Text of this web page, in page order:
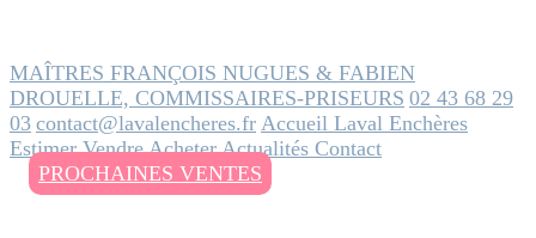
MAÎTRES FRANÇOIS NUGUES & FABIEN
DROUELLE, COMMISSAIRES-PRISEURS 02 43 68 29
03 contact@lavalencheres.fr Accueil Laval Enchères
EstimerVendreAcheterActualités Contact
PROCHAINES VENTES